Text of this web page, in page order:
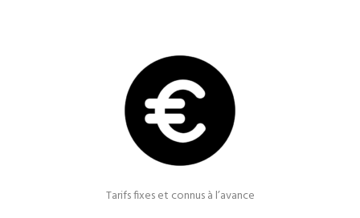
Tarifs fixes et connus à l’avance